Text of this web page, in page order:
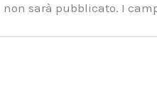
sarà pubblicato. I